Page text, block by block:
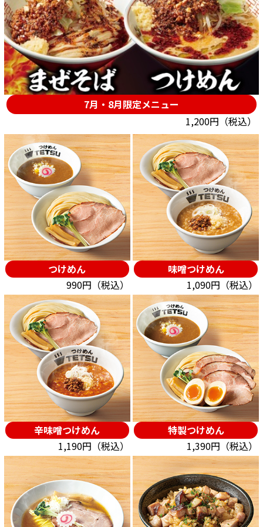
7月・8月限定メニュー
1,200円（税込）
つけめん
990円（税込）
味噌つけめん
1,090円（税込）
辛味噌つけめん
1,190円（税込）
特製つけめん
1,390円（税込）